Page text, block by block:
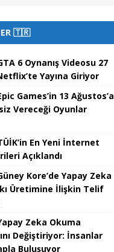
🇹🇷
6 Oynanış Videosu 27
Yayına Giriyor
Games’in 13 Ağustos’a
Vereceği Oyunlar
En Yeni İnternet
Açıklandı
Kore’de Yapay Zeka
Üretimine İlişkin Telif
Zeka Okuma
Değiştiriyor: İnsanlar
Buluşuyor